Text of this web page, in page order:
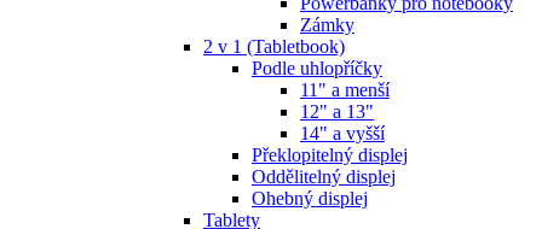
Zámky
2 v 1 (Tabletbook)
Podle uhlopříčky
11" a menší
12" a 13"
14" a vyšší
Překlopitelný displej
Oddělitelný displej
Ohebný displej
Tablety